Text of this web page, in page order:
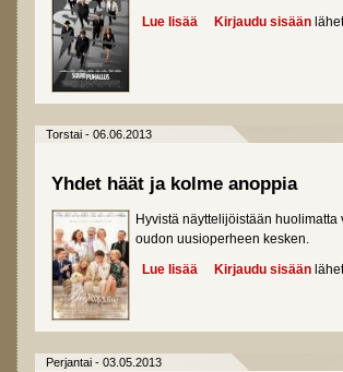
Lue lisää about Suuri puhallus
Kirjaudu sisään
Torstai - 06.06.2013
Yhdet häät ja kolme anoppia
Hyvistä näyttelijöistään
oudon uusioperheen kesken.
Lue lisää about Yhdet häät ja
Kirjaudu sisään
Perjantai - 03.05.2013